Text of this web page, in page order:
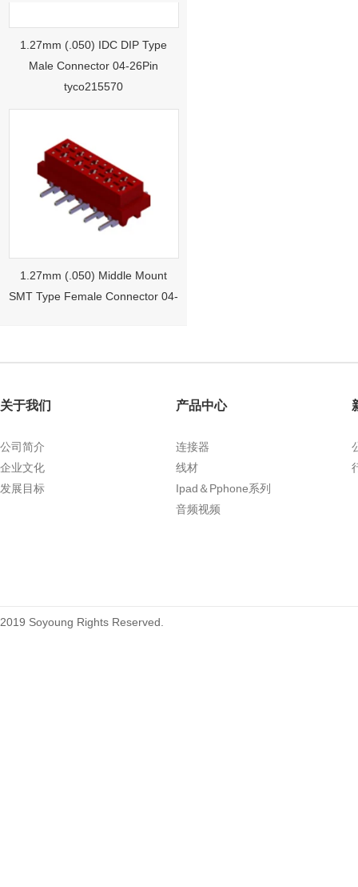
Male Connector 04-26Pin
SMT Type Female Connector 04-
26Pin Tyco 188275
1.27mm (.050) Right Angle DIP
Type Female Connector 04-26Pin
关于我们
公司简介
企业文化
发展目标
产品中心
连接器
线材
Ipad＆Pphone系列
音频视频
2019 Soyoung Rights Reserved.